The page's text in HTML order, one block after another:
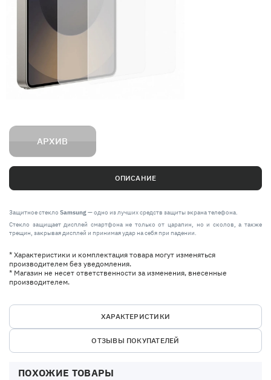
АРХИВ
ОПИСАНИЕ
Защитное стекло Samsung— одно из лучших средств защиты экрана телефона.
Стекло защищает дисплей смартфона не только от царапин, но и сколов, а также
трещин, закрывая дисплей и принимая удар на себя при падении.
* Характеристики и комплектация товара могут изменяться
производителем без уведомления.
* Магазин не несет ответственности за изменения, внесенные
производителем.
ХАРАКТЕРИСТИКИ
ОТЗЫВЫ ПОКУПАТЕЛЕЙ
ПОХОЖИЕ ТОВАРЫ